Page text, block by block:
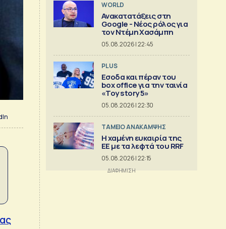
WORLD
Ανακατατάξεις στη
Google - Νέος ρόλος για
τον Ντέμη Χασάμπη
05.08.2026 | 22:45
PLUS
Εσοδα και πέραν του
box office για την ταινία
«Toy story 5»
05.08.2026 | 22:30
ΤΑΜΕΙΟ ΑΝΑΚΑΜΨΗΣ
Η χαμένη ευκαιρία της
ΕΕ με τα λεφτά του RRF
05.08.2026 | 22:15